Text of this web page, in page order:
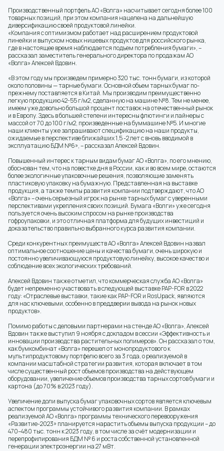
Производственный портфель АО «Волга» насчитывает сегодня более 100
товарных позиций, при этом компания нацелена на дальнейшую
диверсификацию своей продуктовой линейки.
«Компания с оптимизмом работает над расширением продуктовой
линейки и выпуском новых нишевых продуктов для российского рынка,
где в настоящее время наблюдается подъем потребления бумаги», –
рассказал заместитель генерального директора по продажам АО
«Волга» Алексей Вдовин.
«В этом году мы произведем примерно 320 тыс. тонн бумаги, из которой
около половины — тарные бумаги. Основной объем тарных бумаг по-
прежнему поставляется в Китай. Мы производим преимущественно
легкую продукцию 42-55 г/м2, сделанную на машине №8. Тем не менее,
имеем уже довольно большой процент поставок на отечественный рынок
и в Европу. Здесь в большей степени интересны флютинги и лайнеры с
массой от 70 до 100 г/м2, произведенные на буммашине №5. И многие
наши клиенты уже запрашивают спецификацию на наши продукты,
ожидаемые в перспективе ближайших 1,5 -2 лет с вновь вводимой в
эксплуатацию БДМ №6», – рассказал Алексей Вдовин.
Повышенный интерес к тарным видам бумаг АО «Волга», по его мнению,
обоснован тем, что на повестке дня в России, как и во всем мире, остаются
более экологичные упаковочные решения, позволяющие заменять
пластиковую упаковку на бумажную. Представленная на выставке
продукция, а также темпы развития компании подтверждают, что АО
«Волга» – очень серьезный игрок на рынке тарных бумаг с уверенными
перспективами укрепления своих позиций. Бумага «Волги» уже сегодня
пользуется очень высоким спросом на рынке производства
гофроупаковки, и это отличная платформа для будущих инвестиций и
доказательство правильно выбранного курса развития компании.
Среди конкурентных преимуществ АО «Волга» Алексей Вдовин назвал
оптимальное соотношение цены и качества бумаги, очень широкую и
постоянно увеличивающуюся продуктовую линейку, высокое качество и
соблюдение всех экологических требований.
Алексей Вдовин также отметил, что коммерческая служба АО «Волга»
будет непременно участвовать в следующей выставке PAP-FOR в 2022
году: «Отраслевые выставки, такие как PAP-FOR и RosUpack, являются
для нас ключевыми, особенно в преддверии вывода на рынок новых
продуктов».
Помимо работы с деловыми партнерами на стенде АО «Волга», Алексей
Вдовин также выступил 9 ноября с докладом в сессии «Эффективность и
инновации производства растительных полимеров». Он рассказал о том,
как бумкомбинат «Волга» перешел от монопродуктового к
мультипродуктовому портфелю всего за 3 года, о реализуемой в
компании масштабной стратегии развития, которая включает в том
числе существенный рост объемов производства на действующем
оборудовании, увеличение объемов производства тарных сортов бумаги и
картона (до 70% в 2023 году).
Увеличение доли выпуска бумаг упаковочных сортов является ключевым
аспектом программы устойчивого развития компании. В рамках
реализуемой АО «Волга» программы технического перевооружения
«Развитие-2023» планируется нарастить объемы выпуска продукции – до
470–480 тыс. тонн к 2023 году, в том числе за счёт модернизации и
перепрофилирования БДМ № 6 и роста собственной установленной
генерации электроэнергии на 27 мВт.